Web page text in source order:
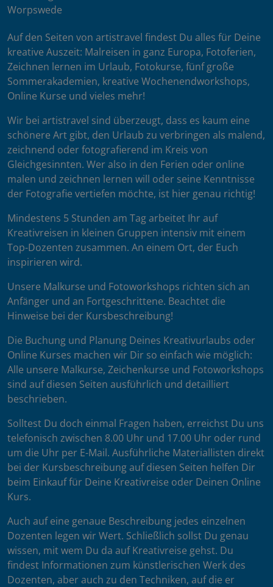
Worpswede
Auf den Seiten von artistravel findest Du alles für Deine
kreative Auszeit: Malreisen in ganz Europa, Fotoferien,
Zeichnen lernen im Urlaub, Fotokurse, fünf große
Sommerakademien, kreative Wochenendworkshops,
Online Kurse und vieles mehr!
Wir bei artistravel sind überzeugt, dass es kaum eine
schönere Art gibt, den Urlaub zu verbringen als malend,
zeichnend oder fotografierend im Kreis von
Gleichgesinnten. Wer also in den Ferien oder online
malen und zeichnen lernen will oder seine Kenntnisse
der Fotografie vertiefen möchte, ist hier genau richtig!
Mindestens 5 Stunden am Tag arbeitet Ihr auf
Kreativreisen in kleinen Gruppen intensiv mit einem
Top-Dozenten zusammen. An einem Ort, der Euch
inspirieren wird.
Unsere Malkurse und Fotoworkshops richten sich an
Anfänger und an Fortgeschrittene. Beachtet die
Hinweise bei der Kursbeschreibung!
Die Buchung und Planung Deines Kreativurlaubs oder
Online Kurses machen wir Dir so einfach wie möglich:
Alle unsere Malkurse, Zeichenkurse und Fotoworkshops
sind auf diesen Seiten ausführlich und detailliert
beschrieben.
Solltest Du doch einmal Fragen haben, erreichst Du uns
telefonisch zwischen 8.00 Uhr und 17.00 Uhr oder rund
um die Uhr per E-Mail. Ausführliche Materiallisten direkt
bei der Kursbeschreibung auf diesen Seiten helfen Dir
beim Einkauf für Deine Kreativreise oder Deinen Online
Kurs.
Auch auf eine genaue Beschreibung jedes einzelnen
Dozenten legen wir Wert. Schließlich sollst Du genau
wissen, mit wem Du da auf Kreativreise gehst. Du
findest Informationen zum künstlerischen Werk des
Dozenten, aber auch zu den Techniken, auf die er